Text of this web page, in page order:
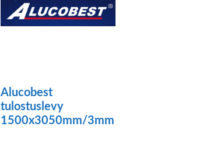
Alucobest
tulostuslevy
1500x3050mm/3mm